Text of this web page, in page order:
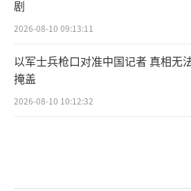
剧
2026-08-10 09:13:11
以军士兵枪口对准中国记者 真相无
掩盖
2026-08-10 10:12:32